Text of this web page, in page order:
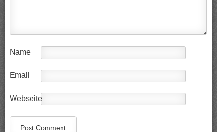
Name
Email
Webseite